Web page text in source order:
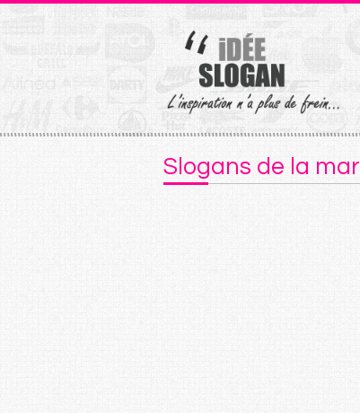
Slogans de la